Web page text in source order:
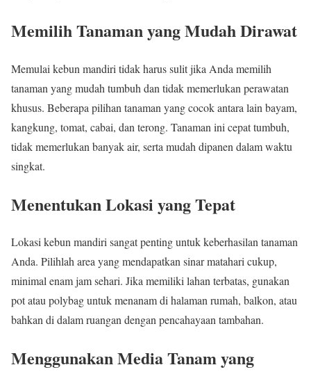
Memilih Tanaman yang Mudah Dirawat
Memulai kebun mandiri tidak harus sulit jika Anda memilih
tanaman yang mudah tumbuh dan tidak memerlukan perawatan
khusus. Beberapa pilihan tanaman yang cocok antara lain bayam,
kangkung, tomat, cabai, dan terong. Tanaman ini cepat tumbuh,
tidak memerlukan banyak air, serta mudah dipanen dalam waktu
singkat.
Menentukan Lokasi yang Tepat
Lokasi kebun mandiri sangat penting untuk keberhasilan tanaman
Anda. Pilihlah area yang mendapatkan sinar matahari cukup,
minimal enam jam sehari. Jika memiliki lahan terbatas, gunakan
pot atau polybag untuk menanam di halaman rumah, balkon, atau
bahkan di dalam ruangan dengan pencahayaan tambahan.
Menggunakan Media Tanam yang